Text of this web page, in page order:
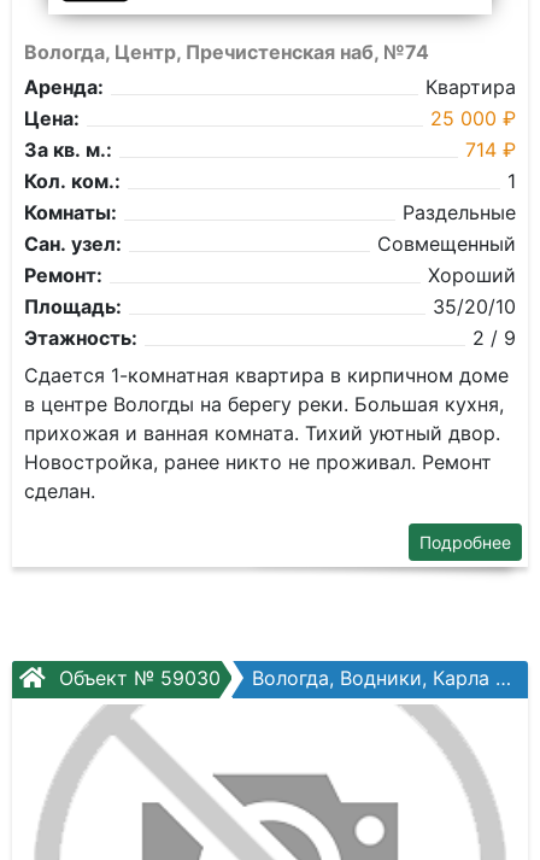
Вологда, Центр, Пречистенская наб, №74
Аренда:
Квартира
Цена:
25 000 ₽
За кв. м.:
714 ₽
Кол. ком.:
1
Комнаты:
Раздельные
Сан. узел:
Совмещенный
Ремонт:
Хороший
Площадь:
35/20/10
Этажность:
2 / 9
Сдается 1-комнатная квартира в кирпичном доме
в центре Вологды на берегу реки. Большая кухня,
прихожая и ванная комната. Тихий уютный двор.
Новостройка, ранее никто не проживал. Ремонт
сделан.
Подробнее
Объект № 59030 Вологда, Водники, Карла Маркса ул, №123а